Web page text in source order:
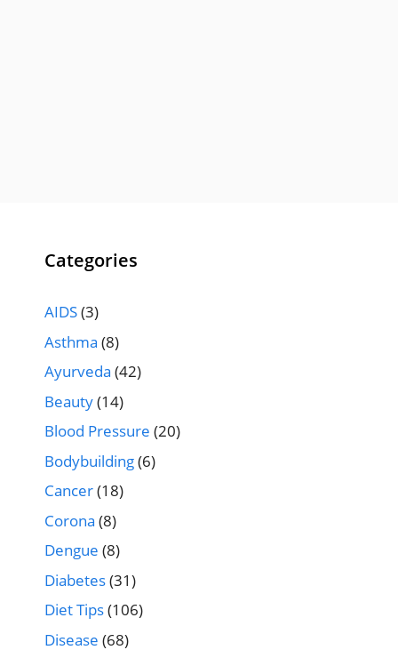
Categories
AIDS(3)
Asthma (8)
Ayurveda (42)
Beauty(14)
Blood Pressure (20)
Bodybuilding(6)
Cancer(18)
Corona (8)
Dengue (8)
Diabetes(31)
Diet Tips(106)
Disease (68)